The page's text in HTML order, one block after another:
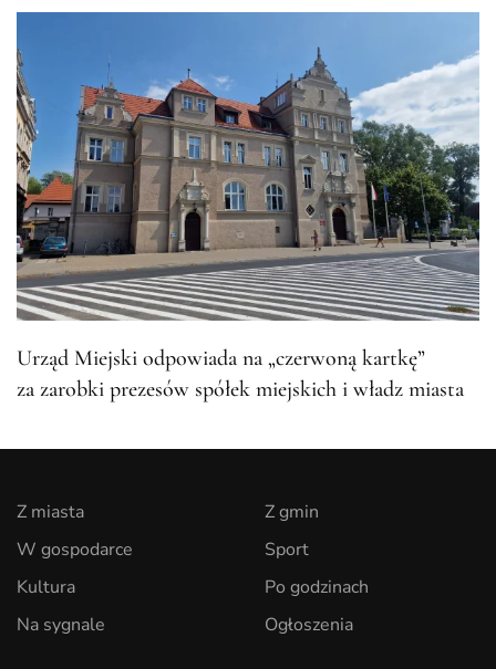
Urząd Miejski odpowiada na „czerwoną kartkę”
za zarobki prezesów spółek miejskich i władz miasta
Z miasta
W gospodarce
Kultura
Na sygnale
Z gmin
Sport
Po godzinach
Ogłoszenia